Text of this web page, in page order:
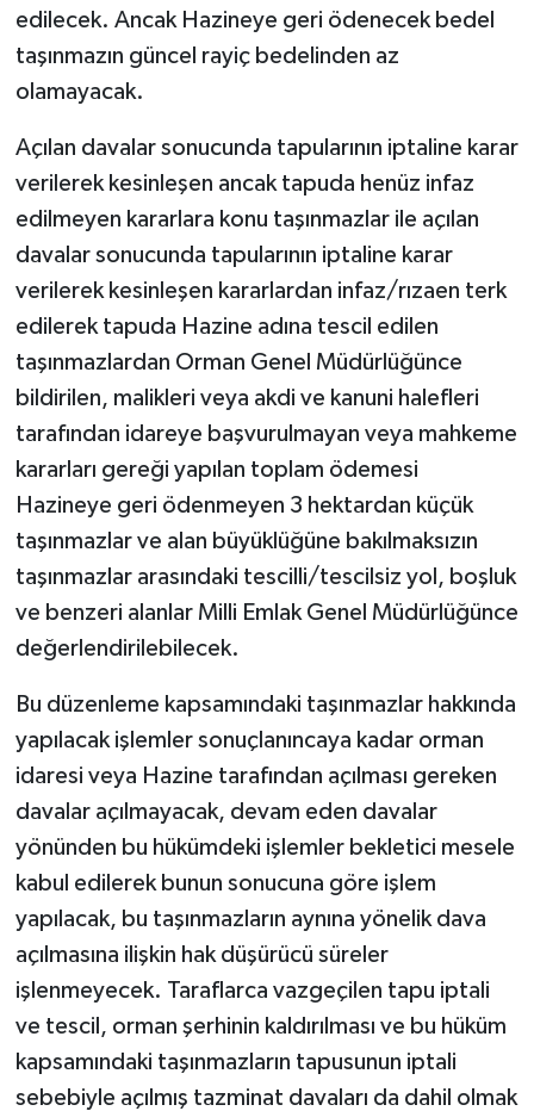
edilecek. Ancak Hazineye geri ödenecek bedel
taşınmazın güncel rayiç bedelinden az
olamayacak.
Açılan davalar sonucunda tapularının iptaline karar
verilerek kesinleşen ancak tapuda henüz infaz
edilmeyen kararlara konu taşınmazlar ile açılan
davalar sonucunda tapularının iptaline karar
verilerek kesinleşen kararlardan infaz/rızaen terk
edilerek tapuda Hazine adına tescil edilen
taşınmazlardan Orman Genel Müdürlüğünce
bildirilen, malikleri veya akdi ve kanuni halefleri
tarafından idareye başvurulmayan veya mahkeme
kararları gereği yapılan toplam ödemesi
Hazineye geri ödenmeyen 3 hektardan küçük
taşınmazlar ve alan büyüklüğüne bakılmaksızın
taşınmazlar arasındaki tescilli/tescilsiz yol, boşluk
ve benzeri alanlar Milli Emlak Genel Müdürlüğünce
değerlendirilebilecek.
Bu düzenleme kapsamındaki taşınmazlar hakkında
yapılacak işlemler sonuçlanıncaya kadar orman
idaresi veya Hazine tarafından açılması gereken
davalar açılmayacak, devam eden davalar
yönünden bu hükümdeki işlemler bekletici mesele
kabul edilerek bunun sonucuna göre işlem
yapılacak, bu taşınmazların aynına yönelik dava
açılmasına ilişkin hak düşürücü süreler
işlenmeyecek. Taraflarca vazgeçilen tapu iptali
ve tescil, orman şerhinin kaldırılması ve bu hüküm
kapsamındaki taşınmazların tapusunun iptali
sebebiyle açılmış tazminat davaları da dahil olmak